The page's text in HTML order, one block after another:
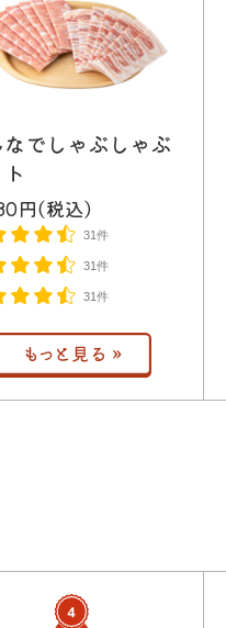
なでしゃぶしゃぶ
円(税込)
31件
31件
31件